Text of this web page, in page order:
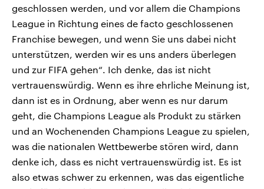
geschlossen werden, und vor allem die Champions
League in Richtung eines de facto geschlossenen
Franchise bewegen, und wenn Sie uns dabei nicht
unterstützen, werden wir es uns anders überlegen
und zur FIFA gehen“. Ich denke, das ist nicht
vertrauenswürdig. Wenn es ihre ehrliche Meinung ist,
dann ist es in Ordnung, aber wenn es nur darum
geht, die Champions League als Produkt zu stärken
und an Wochenenden Champions League zu spielen,
was die nationalen Wettbewerbe stören wird, dann
denke ich, dass es nicht vertrauenswürdig ist. Es ist
also etwas schwer zu erkennen, was das eigentliche